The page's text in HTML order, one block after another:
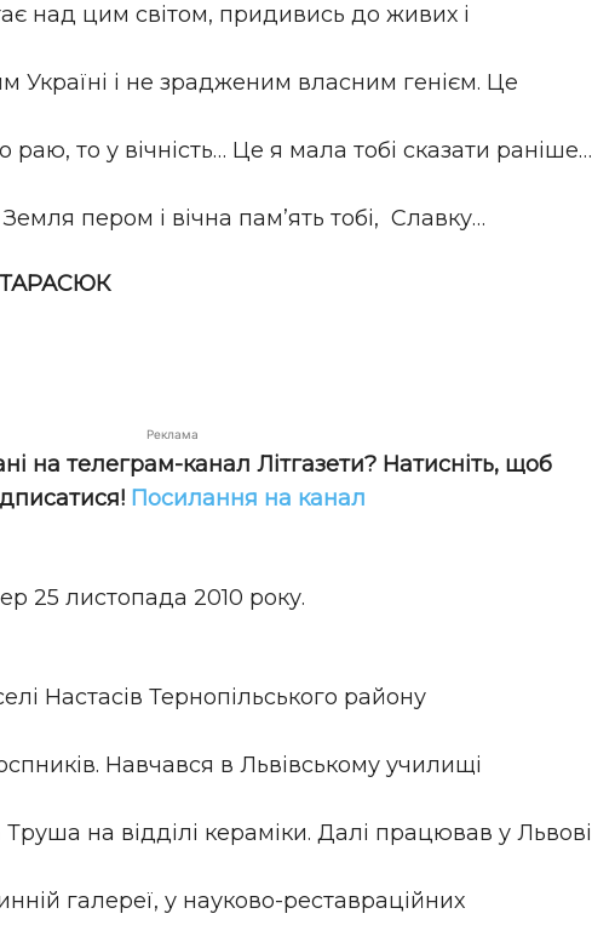
над цим світом, придивись до живих і
Україні і не зрадженим власним генієм. Це
то у вічність… Це я мала тобі сказати раніше…
пером і вічна пам’ять тобі, Славку…
ТАРАСЮК
Реклама
на телеграм-канал Літгазети? Натисніть, щоб
Посилання на канал
25 листопада 2010 року.
Настасів Тернопільського району
Навчався в Львівському училищі
Труша на відділі кераміки. Далі працював у Львові
галереї, у науково-реставраційних